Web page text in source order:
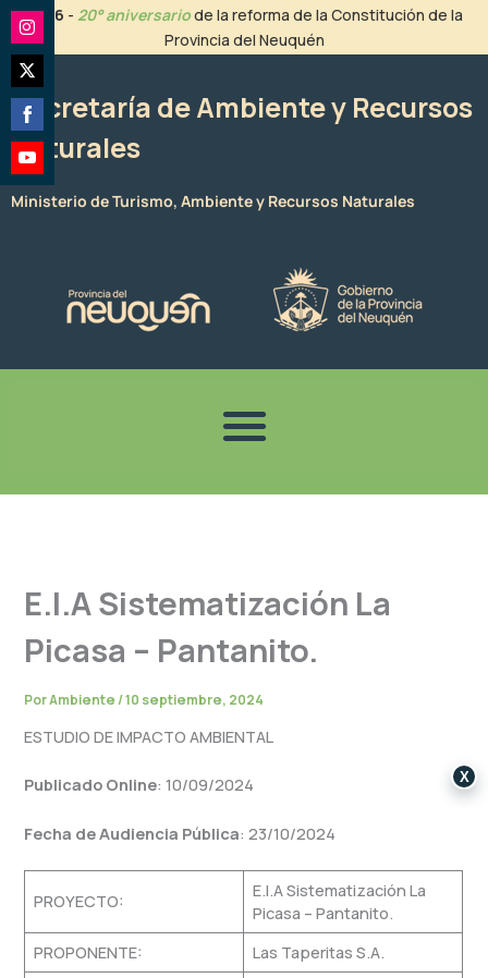
contenido
2026 - 20° aniversariode la reforma de la Constitución de la
Provincia del Neuquén
Secretaría de Ambiente y Recursos
Naturales
Ministerio de Turismo, Ambiente y Recursos Naturales
E.I.A Sistematización La
Picasa – Pantanito.
PorAmbiente/10 septiembre, 2024
ESTUDIO DE IMPACTO AMBIENTAL
Publicado Online: 10/09/2024
Fecha de Audiencia Pública: 23/10/2024
PROYECTO:
E.I.A Sistematización La
Picasa – Pantanito.
PROPONENTE:
Las Taperitas S.A.
Share
on
Instagram
Share
on
Twitter
Share
on
Facebook
Share
on
X